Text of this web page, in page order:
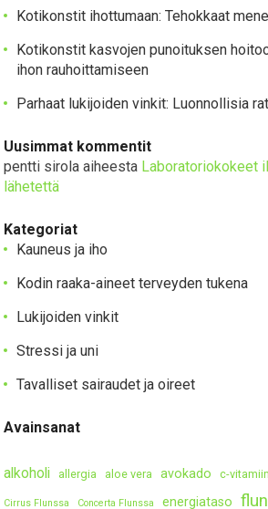
Kotikonstit ihottumaan: Tehokkaat
Kotikonstit kasvojen punoituksen
ihon rauhoittamiseen
Parhaat lukijoiden vinkit: Luonnollisia
Uusimmat kommentit
pentti sirola aiheesta Laboratoriokokeet
lähetettä
Kategoriat
Kauneus ja iho
Kodin raaka-aineet terveyden tukena
Lukijoiden vinkit
Stressi ja uni
Tavalliset sairaudet ja oireet
Avainsanat
alkoholi allergia aloe vera avokado c-
Cirrus Flunssa Concerta Flunssa energiataso